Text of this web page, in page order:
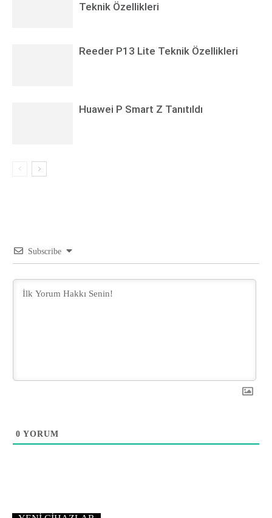
Teknik Özellikleri
Reeder P13 Lite Teknik Özellikleri
Huawei P Smart Z Tanıtıldı
Subscribe
0 YORUM